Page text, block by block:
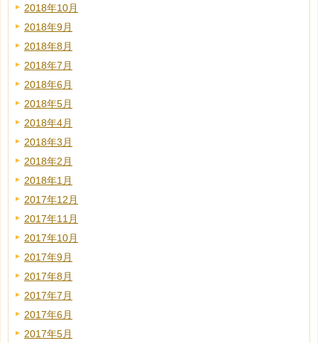
2018年10月
2018年9月
2018年8月
2018年7月
2018年6月
2018年5月
2018年4月
2018年3月
2018年2月
2018年1月
2017年12月
2017年11月
2017年10月
2017年9月
2017年8月
2017年7月
2017年6月
2017年5月